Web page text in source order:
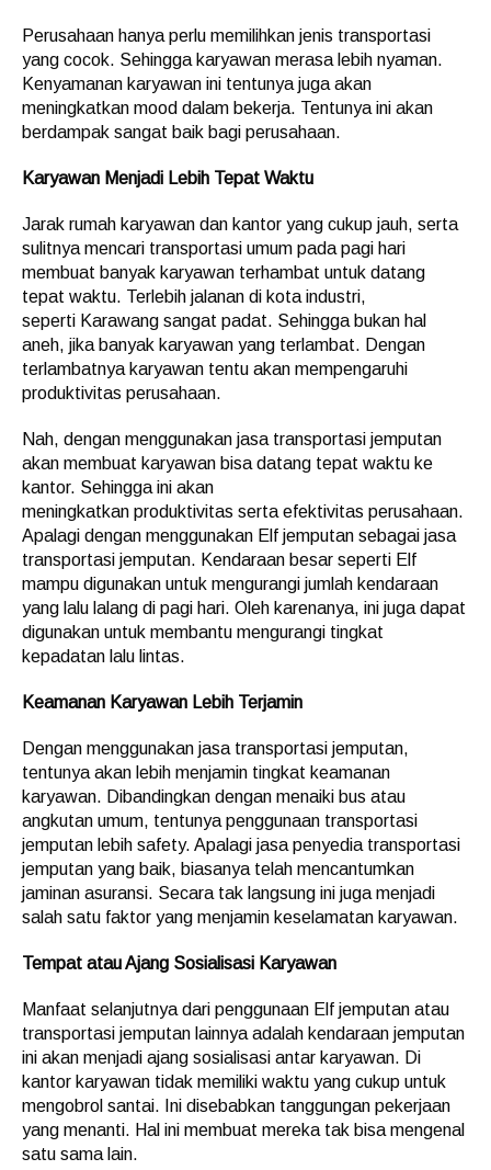
Perusahaan hanya perlu memilihkan jenis transportasi
yang cocok. Sehingga karyawan merasa lebih nyaman.
Kenyamanan karyawan ini tentunya juga akan
meningkatkan mood dalam bekerja. Tentunya ini akan
berdampak sangat baik bagi perusahaan.
Karyawan Menjadi Lebih Tepat Waktu
Jarak rumah karyawan dan kantor yang cukup jauh, serta
sulitnya mencari transportasi umum pada pagi hari
membuat banyak karyawan terhambat untuk datang
tepat waktu. Terlebih jalanan di kota industri,
seperti Karawang sangat padat. Sehingga bukan hal
aneh, jika banyak karyawan yang terlambat. Dengan
terlambatnya karyawan tentu akan mempengaruhi
produktivitas perusahaan.
Nah, dengan menggunakan jasa transportasi jemputan
akan membuat karyawan bisa datang tepat waktu ke
kantor. Sehingga ini akan
meningkatkan produktivitas serta efektivitas perusahaan.
Apalagi dengan menggunakan Elf jemputan sebagai jasa
transportasi jemputan. Kendaraan besar seperti Elf
mampu digunakan untuk mengurangi jumlah kendaraan
yang lalu lalang di pagi hari. Oleh karenanya, ini juga dapat
digunakan untuk membantu mengurangi tingkat
kepadatan lalu lintas.
Keamanan Karyawan Lebih Terjamin
Dengan menggunakan jasa transportasi jemputan,
tentunya akan lebih menjamin tingkat keamanan
karyawan. Dibandingkan dengan menaiki bus atau
angkutan umum, tentunya penggunaan transportasi
jemputan lebih safety. Apalagi jasa penyedia transportasi
jemputan yang baik, biasanya telah mencantumkan
jaminan asuransi. Secara tak langsung ini juga menjadi
salah satu faktor yang menjamin keselamatan karyawan.
Tempat atau Ajang Sosialisasi Karyawan
Manfaat selanjutnya dari penggunaan Elf jemputan atau
transportasi jemputan lainnya adalah kendaraan jemputan
ini akan menjadi ajang sosialisasi antar karyawan. Di
kantor karyawan tidak memiliki waktu yang cukup untuk
mengobrol santai. Ini disebabkan tanggungan pekerjaan
yang menanti. Hal ini membuat mereka tak bisa mengenal
satu sama lain.